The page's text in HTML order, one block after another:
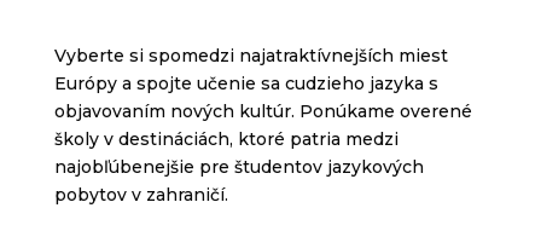
Vyberte si spomedzi najatraktívnejších miest
Európy a spojte učenie sa cudzieho jazyka s
objavovaním nových kultúr. Ponúkame overené
školy v destináciách, ktoré patria medzi
najobľúbenejšie pre študentov jazykových
pobytov v zahraničí.